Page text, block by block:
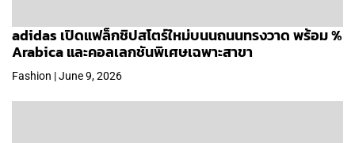
adidas เปิดแฟล็กชิปสโตร์ใหม่บนนถนนทรงวาด พร้อม %
Arabica และคอลเลกชันพิเศษเฉพาะสาขา
Fashion | June 9, 2026